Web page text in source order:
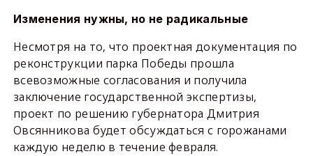
Изменения нужны, но не радикальные
Несмотря на то, что проектная документация по
реконструкции парка Победы прошла
всевозможные согласования и получила
заключение государственной экспертизы,
проект по решению губернатора Дмитрия
Овсянникова будет обсуждаться с горожанами
каждую неделю в течение февраля.